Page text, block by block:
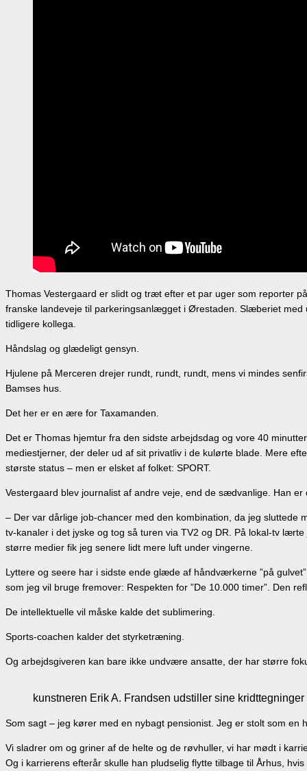
Thomas Vestergaard er slidt og træt efter et par uger som reporter
franske landeveje til parkeringsanlægget i Ørestaden. Slæberiet med
tidligere kollega.
Håndslag og glædeligt gensyn.
Hjulene på Merceren drejer rundt, rundt, rundt, mens vi mindes
Bamses hus.
Det her er en ære for Taxamanden.
Det er Thomas hjemtur fra den sidste arbejdsdag og vore 40
mediestjerner, der deler ud af sit privatliv i de kulørte blade. Mere
største status – men er elsket af folket: SPORT.
Vestergaard blev journalist af andre veje, end de sædvanlige. Han
– Der var dårlige job-chancer med den kombination, da jeg sluttede
tv-kanaler i det jyske og tog så turen via TV2 og DR. På lokal-tv
større medier fik jeg senere lidt mere luft under vingerne.
Lyttere og seere har i sidste ende glæde af håndværkerne ”på
som jeg vil bruge fremover: Respekten for ”De 10.000 timer”. Den
De intellektuelle vil måske kalde det sublimering.
Sports-coachen kalder det styrketræning.
Og arbejdsgiveren kan bare ikke undvære ansatte, der har større
kunstneren Erik A. Frandsen udstiller sine
Som sagt – jeg kører med en nybagt pensionist. Jeg er stolt som
Vi sladrer om og griner af de helte og de røvhuller, vi har mødt i
Og i karrierens efterår skulle han pludselig flytte tilbage til Århus,